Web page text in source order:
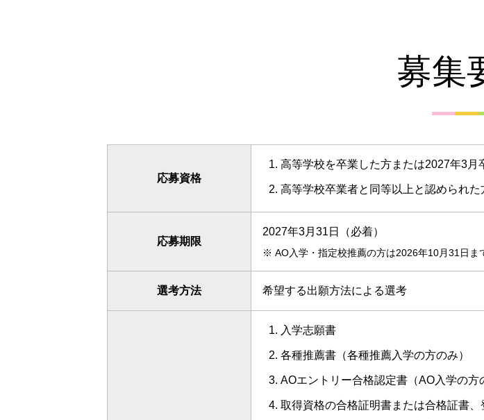
募集
応募資格
高等学校を卒業した方または2027年3月
高等学校卒業者と同等以上と認められた
応募期限
2027年3月31日（必着）
※ AO入学・指定校推薦の方は2026年10月31日ま
選考方法 希望する出願方法による選考
入学志願書
各種推薦書（各種推薦入学の方のみ）
AOエントリー合格認定書（AO入学の方
取得資格の合格証明書または合格証書